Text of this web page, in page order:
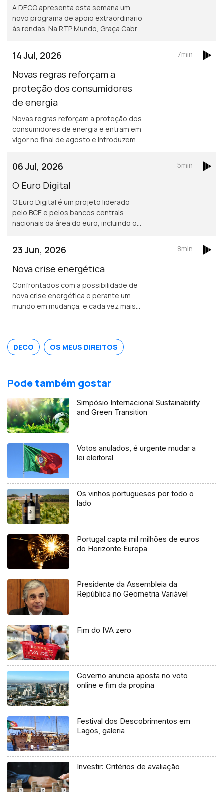
A DECO apresenta esta semana um
novo programa de apoio extraordinário
às rendas. Na RTP Mundo, Graça Cabral
acesso e o funcionamento deste
apoio destinado a ajudar famílias com
dificuldades no pagamento da
habitação. A iniciativa surge num
contexto de crescente procura por
DECO a aumentarem 67% este ano.
14 Jul, 2026
Novas regras reforçam a
proteção dos consumidores
de energia
Novas regras reforçam a proteção dos
consumidores de energia e entram em
vigor no final de agosto e introduzem
proteção contra interrupções do
fornecimento e apoio aos
consumidores economicamente
vulneráveis. Saiba tudo com Graça
Cabral na conversa com Isabel Flora.
7min
06 Jul, 2026
O Euro Digital
O Euro Digital é um projeto liderado
pelo BCE e pelos bancos centrais
nacionais da área do euro, incluindo o
digital do dinheiro emitido pelo banco
central.
5min
23 Jun, 2026
Nova crise energética
Confrontados com a possibilidade de
nova crise energética e perante um
mundo em mudança, e cada vez mais
sacrifício e passar a ser vista como
uma escolha consciente, inteligente,
que poderá ser até libertadora.
8min
DECO OS MEUS DIREITOS
Pode também gostar
Simpósio Internacional Sustainability
and Green Transition
Votos anulados, é urgente mudar a
lei eleitoral
Os vinhos portugueses por todo o
lado
Portugal capta mil milhões de euros
do Horizonte Europa
Presidente da Assembleia da
República no Geometria Variável
Fim do IVA zero
Governo anuncia aposta no voto
online e fim da propina
Festival dos Descobrimentos em
Lagos, galeria
Investir: Critérios de avaliação